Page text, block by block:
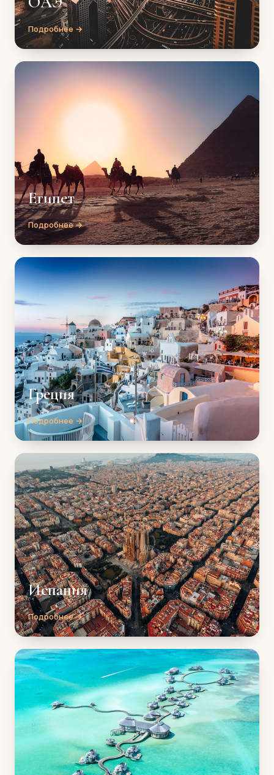
Подробнее →
Египет
Подробнее →
Греция
Подробнее →
Испания
Подробнее →